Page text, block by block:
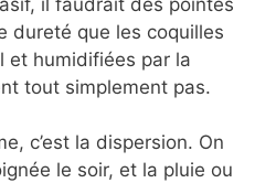
dureté que les coquilles
et humidifiées par la
tout simplement pas.
c’est la dispersion. On
le soir, et la pluie ou